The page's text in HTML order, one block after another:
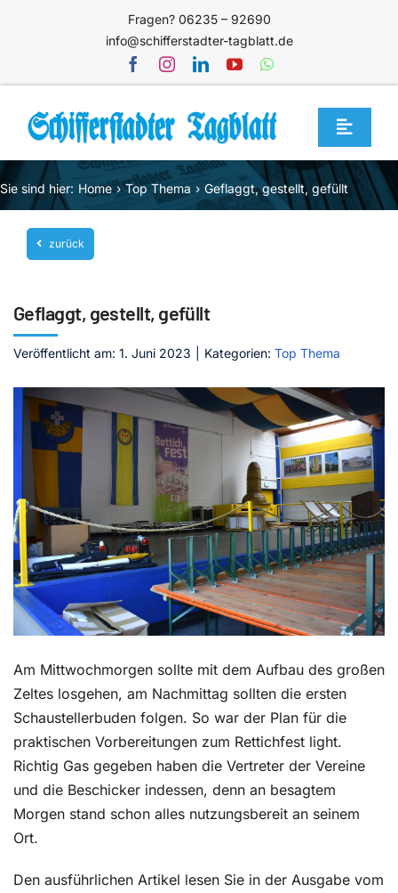
Fragen? 06235 – 92690
info@schifferstadter-tagblatt.de
Toggle
Home
Themen
Blog
Service
Mediathek
Jetzt abonnieren
Kontakt
Sie sind hier: Home Top Thema Geflaggt, gestellt, gefüllt
zurück
Geflaggt, gestellt, gefüllt
Veröffentlicht am: 1. Juni 2023 Kategorien: Top Thema
Am Mittwochmorgen sollte mit dem Aufbau des großen
Zeltes losgehen, am Nachmittag sollten die ersten
Schaustellerbuden folgen. So war der Plan für die
praktischen Vorbereitungen zum Rettichfest light.
Richtig Gas gegeben haben die Vertreter der Vereine
und die Beschicker indessen, denn an besagtem
Morgen stand schon alles nutzungsbereit an seinem
Ort.
Den ausführlichen Artikel lesen Sie in der Ausgabe vom